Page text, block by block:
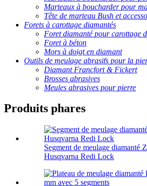
Marteaux à boucharder pour
Tête de marteau Bush et
Forets à carottage diamantés
Foret diamanté pour carottage
Foret à béton
Mors à doigt en diamant
Outils de meulage abrasifs pour la
Diamant Francfort & Fickert
Brosses abrasives
Meules abrasives pour pierre
Produits phares
Segment de meulage diamanté
Husqvarna Redi Lock